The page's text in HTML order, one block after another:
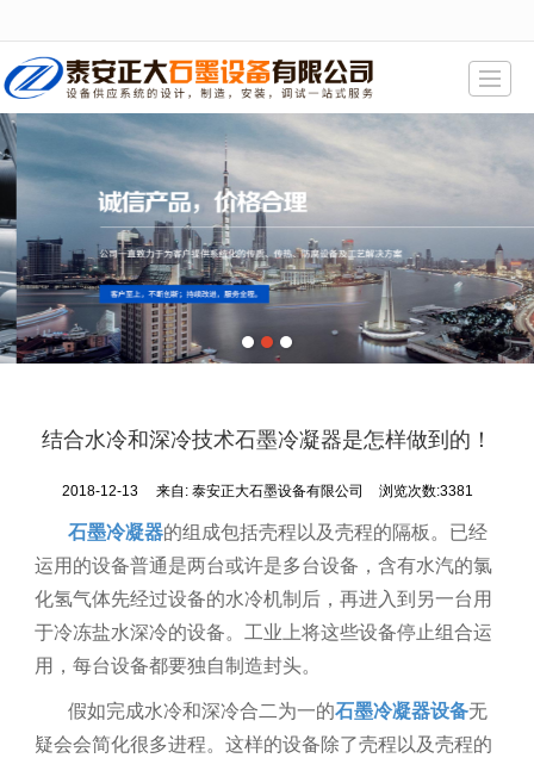
首页
产品展示
新闻动态
精品展示
公司介绍
厂房一角
地图导航
结合水冷和深冷技术石墨冷凝器是怎样做到的！
2018-12-13 来自: 泰安正大石墨设备有限公司 浏览次数:3381
石墨冷凝器的组成包括壳程以及壳程的隔板。已经
运用的设备普通是两台或许是多台设备，含有水汽的氯
化氢气体先经过设备的水冷机制后，再进入到另一台用
于冷冻盐水深冷的设备。工业上将这些设备停止组合运
用，每台设备都要独自制造封头。
假如完成水冷和深冷合二为一的石墨冷凝器设备无
疑会会简化很多进程。这样的设备除了壳程以及壳程的